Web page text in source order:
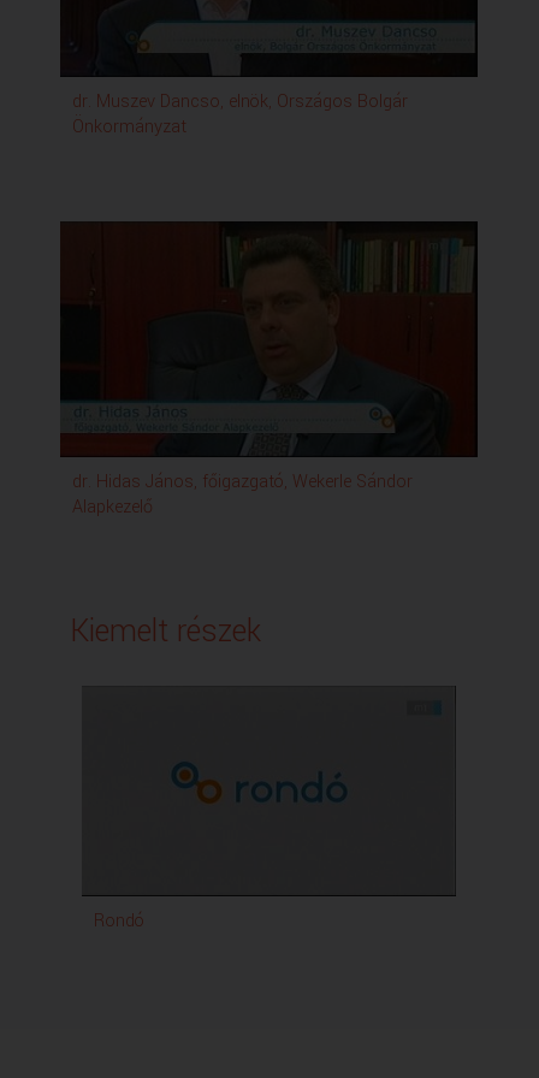
dr. Muszev Dancso, elnök, Országos Bolgár
Önkormányzat
dr. Hidas János, főigazgató, Wekerle Sándor
Alapkezelő
Kiemelt részek
Rondó